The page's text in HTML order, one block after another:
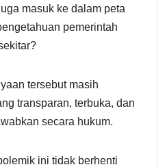
masuk ke dalam peta
pemerintah
tersebut masih
transparan, terbuka, dan
secara hukum.
ini tidak berhenti